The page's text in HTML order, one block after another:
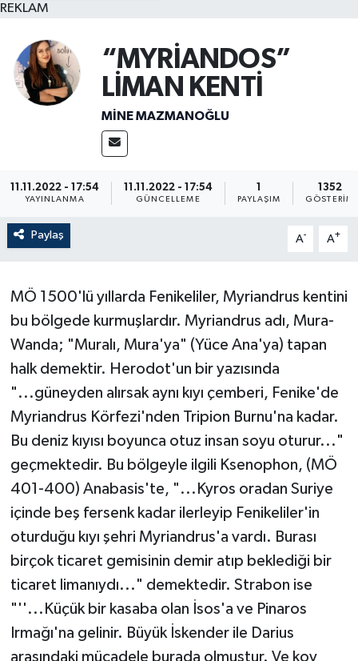
REKLAM
“MYRİANDOS”
LİMAN KENTİ
MINE MAZMANOĞLU
11.11.2022 - 17:54
YAYINLANMA
11.11.2022 - 17:54
GÜNCELLEME PAYLAŞIM
1352
GÖSTERIM
Paylaş A- A+
MÖ 1500'lü yıllarda Fenikeliler, Myriandrus kentini
bu bölgede kurmuşlardır. Myriandrus adı, Mura-
Wanda; "Muralı, Mura'ya" (Yüce Ana'ya) tapan
halk demektir. Herodot'un bir yazısında
"...güneyden alırsak aynı kıyı çemberi, Fenike'de
Myriandrus Körfezi'nden Tripion Burnu'na kadar.
Bu deniz kıyısı boyunca otuz insan soyu oturur..."
geçmektedir. Bu bölgeyle ilgili Ksenophon, (MÖ
401-400) Anabasis'te, "...Kyros oradan Suriye
içinde beş fersenk kadar ilerleyip Fenikeliler'in
oturduğu kıyı şehri Myriandrus'a vardı. Burası
birçok ticaret gemisinin demir atıp beklediği bir
ticaret limanıydı..." demektedir. Strabon ise
"''...Küçük bir kasaba olan İsos'a ve Pinaros
Irmağı'na gelinir. Büyük İskender ile Darius
arasındaki mücadele burada olmuştur. Ve koy